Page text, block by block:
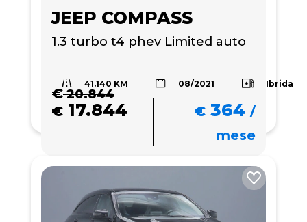
JEEP COMPASS
1.3 turbo t4 phev Limited auto
41.140 KM 08/2021 Ibrida
€20.844
€ 17.844 € 364 /
mese